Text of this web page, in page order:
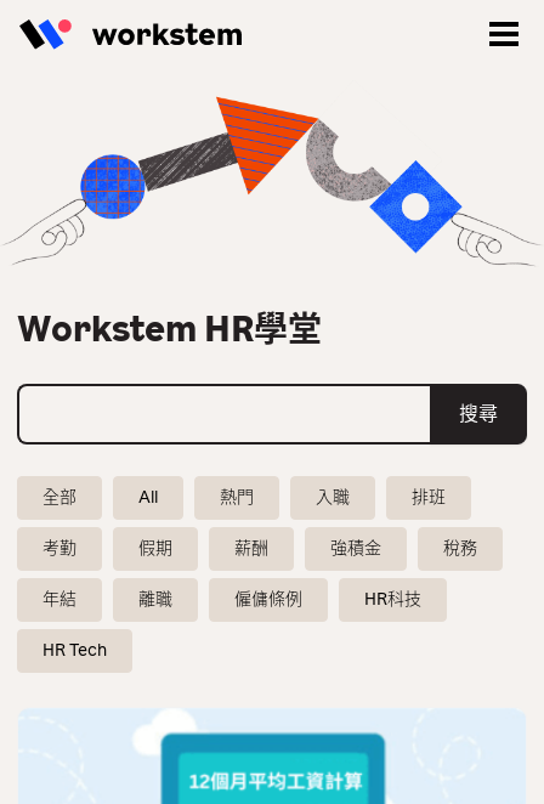
登入
立即註冊
聯絡我們
繁體中文 English
Workstem HR學堂
全部 All 熱門 入職 排班
考勤 假期 薪酬 強積金 稅務
年結 離職 僱傭條例 HR科技
HR Tech